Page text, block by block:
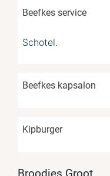
Beefkes service
Schotel.
Beefkes kapsalon
Kipburger